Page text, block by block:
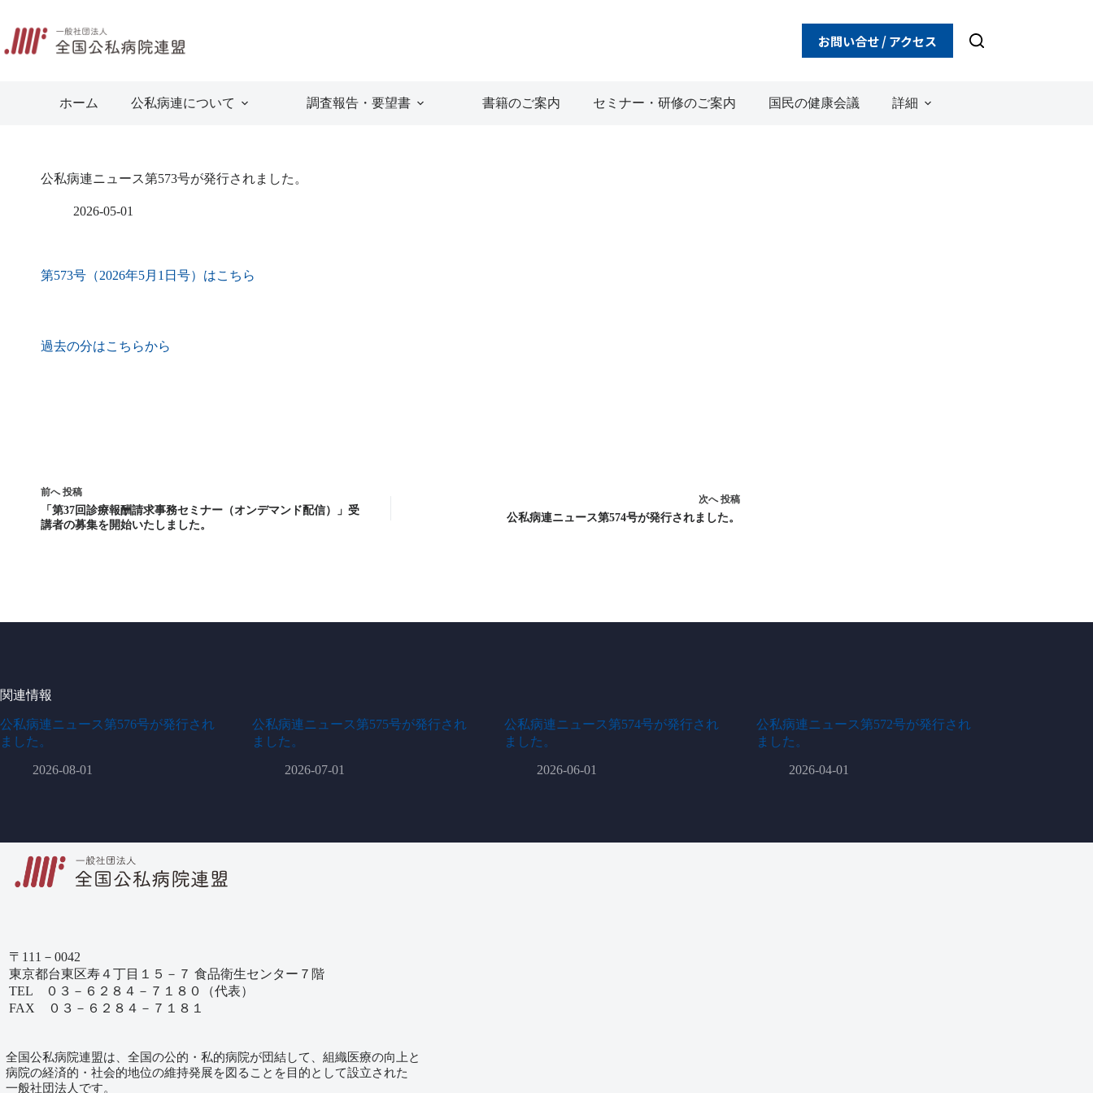
ン
お問い合せ / アクセス
ホーム 公私病連について 調査報告・要望書 書籍のご案内 セミナー・研修のご案内 国民の健康会議 詳細
公私病連ニュース第573号が発行されました。
2026-05-01
第573号（2026年5月1日号）はこちら
過去の分はこちらから
前へ投稿
「第37回診療報酬請求事務セミナー（オンデマンド配信）」受
講者の募集を開始いたしました。
次へ投稿
公私病連ニュース第574号が発行されました。
関連情報
公私病連ニュース第576号が発行され
ました。
2026-08-01
公私病連ニュース第575号が発行され
ました。
2026-07-01
公私病連ニュース第574号が発行され
ました。
2026-06-01
公私病連ニュース第572号が発行され
ました。
2026-04-01
〒111－0042
東京都台東区寿４丁目１５－７ 食品衛生センター７階
TEL ０３－６２８４－７１８０（代表）
FAX ０３－６２８４－７１８１
全国公私病院連盟は、全国の公的・私的病院が団結して、組織医療の向上と
病院の経済的・社会的地位の維持発展を図ることを目的として設立された
一般社団法人です。